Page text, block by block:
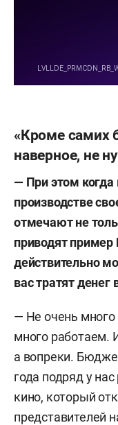
«Кроме самих
наверное, не
— При этом когда
производстве
отмечают не
приводят
действительно
вас тратят денег
— Не очень
много работаем.
а вопреки.
года подряд у
кино, который
представителей